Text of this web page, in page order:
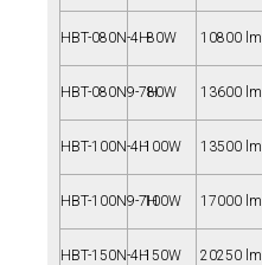
HBT-080N-4H80W 10800 lm
HBT-080N9-7H80W 13600 lm
HBT-100N-4H100W 13500 lm
HBT-100N9-7H100W 17000 lm
HBT-150N-4H150W 20250 lm